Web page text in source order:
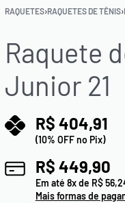
RAQUETES›RAQUETES DE TÊNIS›
Raquete
Junior 21
R$ 404,91
(10% OFF no Pix)
R$ 449,90
Em até 8x de R$
Mais formas de